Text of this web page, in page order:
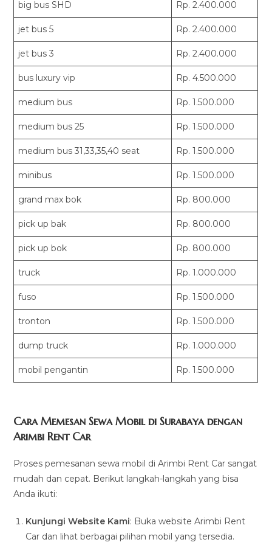
big bus SHD Rp. 2.400.000
jet bus 5 Rp. 2.400.000
jet bus 3 Rp. 2.400.000
bus luxury vip Rp. 4.500.000
medium bus Rp. 1.500.000
medium bus 25 Rp. 1.500.000
medium bus 31,33,35,40 seat Rp. 1.500.000
minibus Rp. 1.500.000
grand max bok Rp. 800.000
pick up bak Rp. 800.000
pick up bok Rp. 800.000
truck Rp. 1.000.000
fuso Rp. 1.500.000
tronton Rp. 1.500.000
dump truck Rp. 1.000.000
mobil pengantin Rp. 1.500.000
Cara Memesan Sewa Mobil di Surabaya dengan
Arimbi Rent Car
Proses pemesanan sewa mobil di Arimbi Rent Car sangat
mudah dan cepat. Berikut langkah-langkah yang bisa
Anda ikuti:
Kunjungi Website Kami: Buka website Arimbi Rent
Car dan lihat berbagai pilihan mobil yang tersedia.